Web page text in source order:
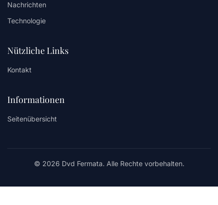
Nachrichten
Technologie
Nützliche Links
Kontakt
Informationen
Seitenübersicht
© 2026 Dvd Fermata. Alle Rechte vorbehalten.